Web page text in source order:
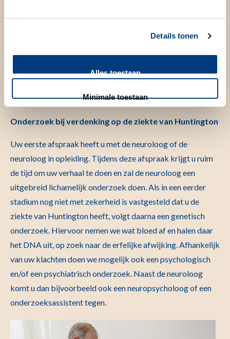
Details tonen
Alles toestaan
Minimale toestaan
welke onderzoeken we doen, hangt af van de reden dat u bij
ons komt. Heeft u al klachten en is er daarom een
verdenking dat u de ziekte van Huntington heeft, dan zal de
een genetisch onderzoek.
Onderzoek bij verdenking op de ziekte van Huntington
Uw eerste afspraak heeft u met de neuroloog of de
neuroloog in opleiding. Tijdens deze afspraak krijgt u ruim
de tijd om uw verhaal te doen en zal de neuroloog een
uitgebreid lichamelijk onderzoek doen. Als in een eerder
stadium nog niet met zekerheid is vastgesteld dat u de
ziekte van Huntington heeft, volgt daarna een genetisch
onderzoek. Hiervoor nemen we wat bloed af en halen daar
het DNA uit, op zoek naar de erfelijke afwijking. Afhankelijk
van uw klachten doen we mogelijk ook een psychologisch
en/of een psychiatrisch onderzoek. Naast de neuroloog
komt u dan bijvoorbeeld ook een neuropsycholoog of een
onderzoeksassistent tegen.